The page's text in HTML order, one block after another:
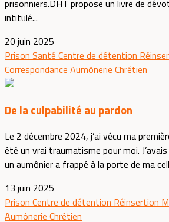
prisonniers.DHT propose un livre de
intitulé...
20 juin 2025
Prison Santé Centre de détention
Correspondance Aumônerie Chrétien
De la culpabilité au pardon
Le 2 décembre 2024, j’ai vécu ma
été un vrai traumatisme pour moi.
un aumônier a frappé à la porte de ma
13 juin 2025
Prison Centre de détention Réinsertion
Aumônerie Chrétien